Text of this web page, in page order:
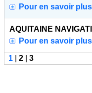
Pour en savoir plus
AQUITAINE
Pour en savoir plus
1 2 3